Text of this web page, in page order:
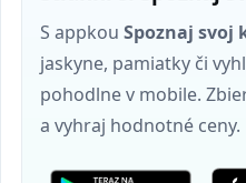
S appkou Spoznaj svoj
jaskyne, pamiatky či
pohodlne v mobile.
a vyhraj hodnotné ceny.